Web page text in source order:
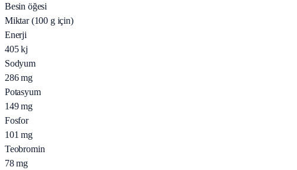
Besin öğesi
Miktar (100 g için)
Enerji
405 kj
Sodyum
286 mg
Potasyum
149 mg
Fosfor
101 mg
Teobromin
78 mg